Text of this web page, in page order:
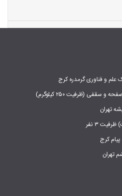
سقفی (ظرفیت ۲۵۰ کیلوگرم)
تهران
۳ نفر
کرج
تهران